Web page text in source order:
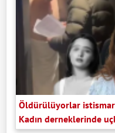
Öldürülüyorlar
Kadın derneklerinde